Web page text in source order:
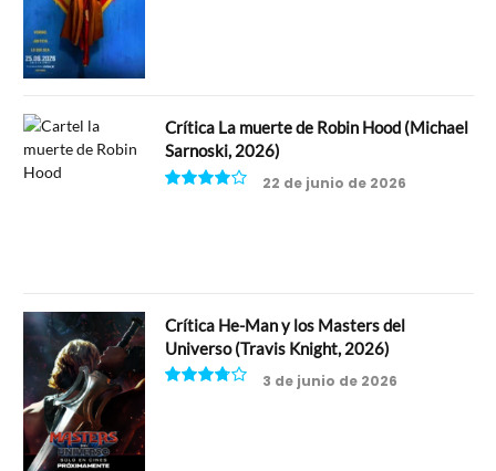
Crítica La muerte de Robin Hood (Michael
Sarnoski, 2026)
22 de junio de 2026
Crítica He-Man y los Masters del
Universo (Travis Knight, 2026)
3 de junio de 2026